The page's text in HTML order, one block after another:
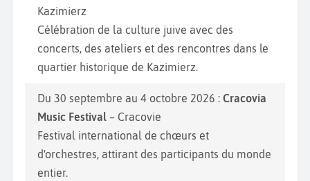
Kazimierz
Célébration de la culture juive avec des
concerts, des ateliers et des rencontres dans le
quartier historique de Kazimierz.
Du 30 septembre au 4 octobre 2026 : Cracovia
Music Festival
– Cracovie
Festival international de chœurs et
d'orchestres, attirant des participants du monde
entier.